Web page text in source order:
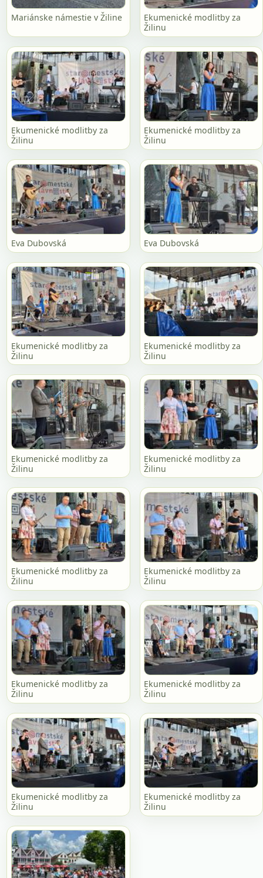
Mariánske námestie v Žiline
Ekumenické modlitby za
Žilinu
Ekumenické modlitby za
Žilinu
Ekumenické modlitby za
Žilinu
Eva Dubovská Eva Dubovská
Ekumenické modlitby za
Žilinu
Ekumenické modlitby za
Žilinu
Ekumenické modlitby za
Žilinu
Ekumenické modlitby za
Žilinu
Ekumenické modlitby za
Žilinu
Ekumenické modlitby za
Žilinu
Ekumenické modlitby za
Žilinu
Ekumenické modlitby za
Žilinu
Ekumenické modlitby za
Žilinu
Ekumenické modlitby za
Žilinu